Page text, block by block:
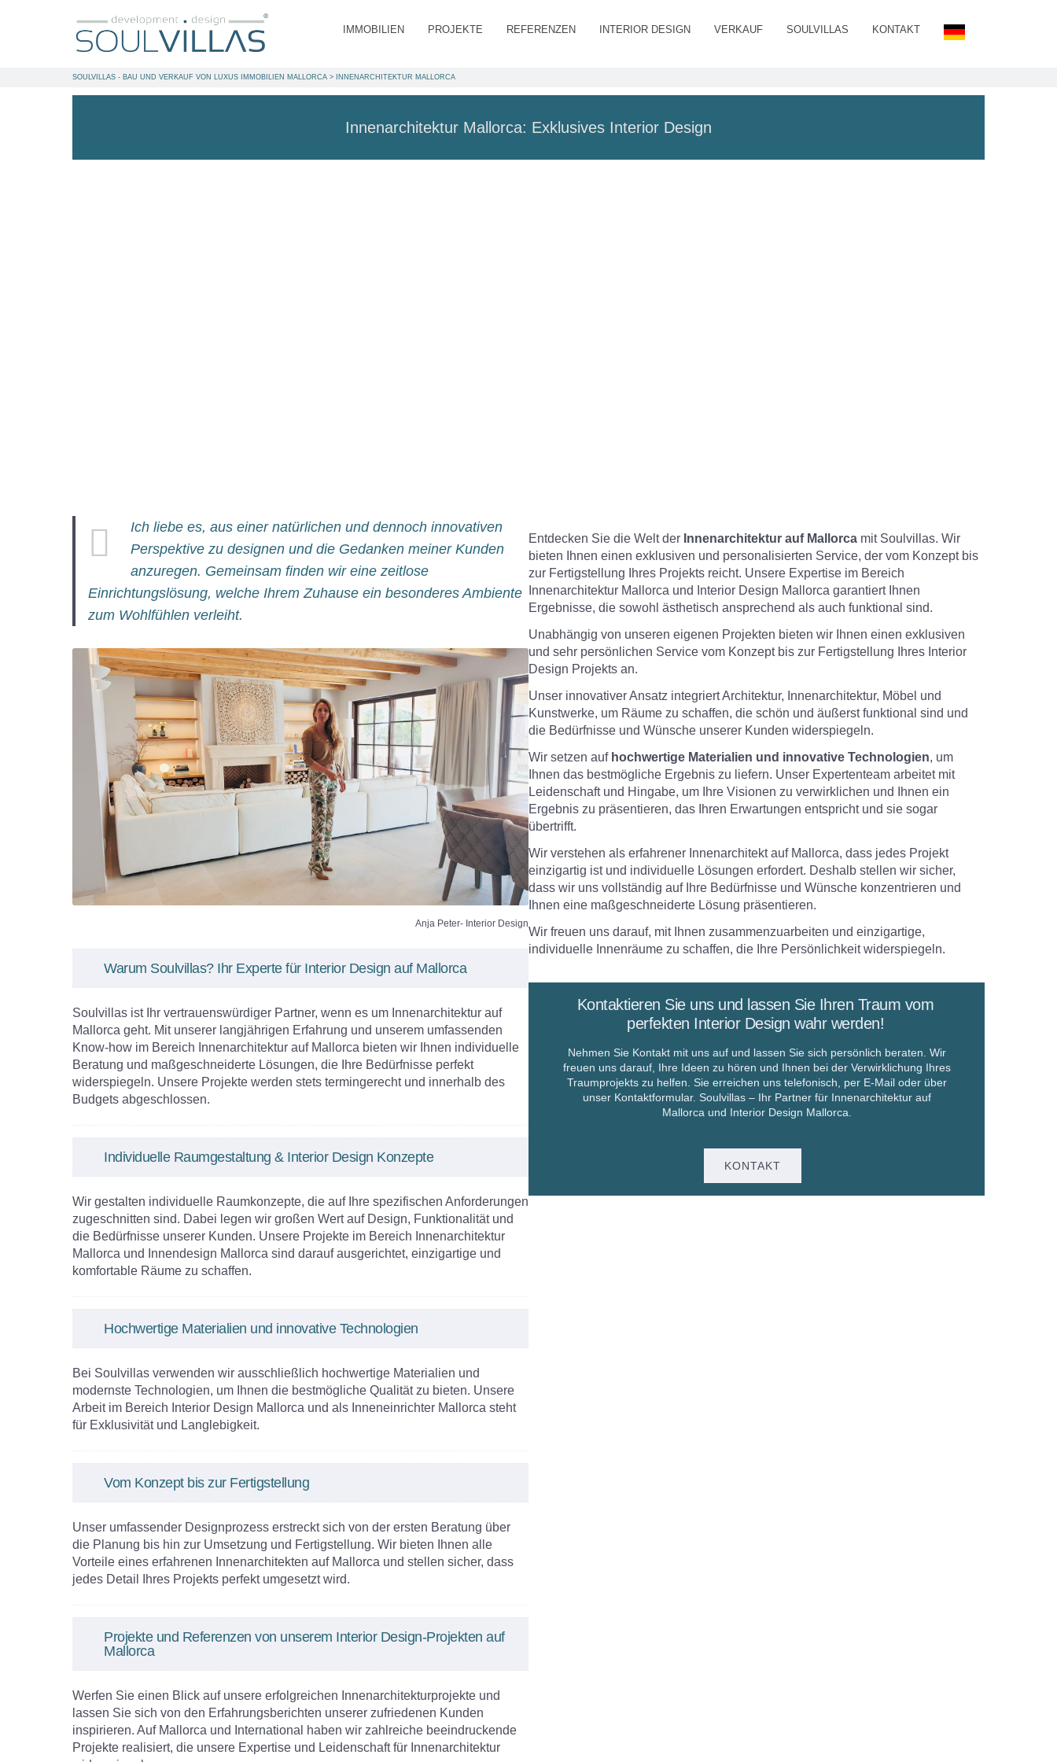
IMMOBILIEN PROJEKTE REFERENZEN INTERIOR DESIGN VERKAUF SOULVILLAS KONTAKT
SOULVILLAS - BAU UND VERKAUF VON LUXUS IMMOBILIEN MALLORCA > INNENARCHITEKTUR MALLORCA
Innenarchitektur Mallorca: Exklusives Interior Design
Ich liebe es, aus einer natürlichen und dennoch innovativen
Perspektive zu designen und die Gedanken meiner Kunden
anzuregen. Gemeinsam finden wir eine zeitlose
Einrichtungslösung, welche Ihrem Zuhause ein besonderes Ambiente
zum Wohlfühlen verleiht.
Anja Peter- Interior Design
Warum Soulvillas? Ihr Experte für Interior Design auf Mallorca
Soulvillas ist Ihr vertrauenswürdiger Partner, wenn es um Innenarchitektur auf
Mallorca geht. Mit unserer langjährigen Erfahrung und unserem umfassenden
Know-how im Bereich Innenarchitektur auf Mallorca bieten wir Ihnen individuelle
Beratung und maßgeschneiderte Lösungen, die Ihre Bedürfnisse perfekt
widerspiegeln. Unsere Projekte werden stets termingerecht und innerhalb des
Budgets abgeschlossen.
Individuelle Raumgestaltung & Interior Design Konzepte
Wir gestalten individuelle Raumkonzepte, die auf Ihre spezifischen Anforderungen
zugeschnitten sind. Dabei legen wir großen Wert auf Design, Funktionalität und
die Bedürfnisse unserer Kunden. Unsere Projekte im Bereich Innenarchitektur
Mallorca und Innendesign Mallorca sind darauf ausgerichtet, einzigartige und
komfortable Räume zu schaffen.
Hochwertige Materialien und innovative Technologien
Bei Soulvillas verwenden wir ausschließlich hochwertige Materialien und
modernste Technologien, um Ihnen die bestmögliche Qualität zu bieten. Unsere
Arbeit im Bereich Interior Design Mallorca und als Inneneinrichter Mallorca steht
für Exklusivität und Langlebigkeit.
Vom Konzept bis zur Fertigstellung
Unser umfassender Designprozess erstreckt sich von der ersten Beratung über
die Planung bis hin zur Umsetzung und Fertigstellung. Wir bieten Ihnen alle
Vorteile eines erfahrenen Innenarchitekten auf Mallorca und stellen sicher, dass
jedes Detail Ihres Projekts perfekt umgesetzt wird.
Projekte und Referenzen von unserem Interior Design-Projekten auf
Mallorca
Werfen Sie einen Blick auf unsere erfolgreichen Innenarchitekturprojekte und
lassen Sie sich von den Erfahrungsberichten unserer zufriedenen Kunden
inspirieren. Auf Mallorca und International haben wir zahlreiche beeindruckende
Projekte realisiert, die unsere Expertise und Leidenschaft für Innenarchitektur
Entdecken Sie die Welt der Innenarchitektur auf Mallorca mit Soulvillas. Wir
bieten Ihnen einen exklusiven und personalisierten Service, der vom Konzept bis
zur Fertigstellung Ihres Projekts reicht. Unsere Expertise im Bereich
Innenarchitektur Mallorca und Interior Design Mallorca garantiert Ihnen
Ergebnisse, die sowohl ästhetisch ansprechend als auch funktional sind.
Unabhängig von unseren eigenen Projekten bieten wir Ihnen einen exklusiven
und sehr persönlichen Service vom Konzept bis zur Fertigstellung Ihres Interior
Design Projekts an.
Unser innovativer Ansatz integriert Architektur, Innenarchitektur, Möbel und
Kunstwerke, um Räume zu schaffen, die schön und äußerst funktional sind und
die Bedürfnisse und Wünsche unserer Kunden widerspiegeln.
Wir setzen auf hochwertige Materialien und innovative Technologien, um
Ihnen das bestmögliche Ergebnis zu liefern. Unser Expertenteam arbeitet mit
Leidenschaft und Hingabe, um Ihre Visionen zu verwirklichen und Ihnen ein
Ergebnis zu präsentieren, das Ihren Erwartungen entspricht und sie sogar
übertrifft.
Wir verstehen als erfahrener Innenarchitekt auf Mallorca, dass jedes Projekt
einzigartig ist und individuelle Lösungen erfordert. Deshalb stellen wir sicher,
dass wir uns vollständig auf Ihre Bedürfnisse und Wünsche konzentrieren und
Ihnen eine maßgeschneiderte Lösung präsentieren.
Wir freuen uns darauf, mit Ihnen zusammenzuarbeiten und einzigartige,
individuelle Innenräume zu schaffen, die Ihre Persönlichkeit widerspiegeln.
Kontaktieren Sie uns und lassen Sie Ihren Traum vom
perfekten Interior Design wahr werden!
Nehmen Sie Kontakt mit uns auf und lassen Sie sich persönlich beraten. Wir
freuen uns darauf, Ihre Ideen zu hören und Ihnen bei der Verwirklichung Ihres
Traumprojekts zu helfen. Sie erreichen uns telefonisch, per E-Mail oder über
unser Kontaktformular. Soulvillas – Ihr Partner für Innenarchitektur auf
Mallorca und Interior Design Mallorca.
KONTAKT